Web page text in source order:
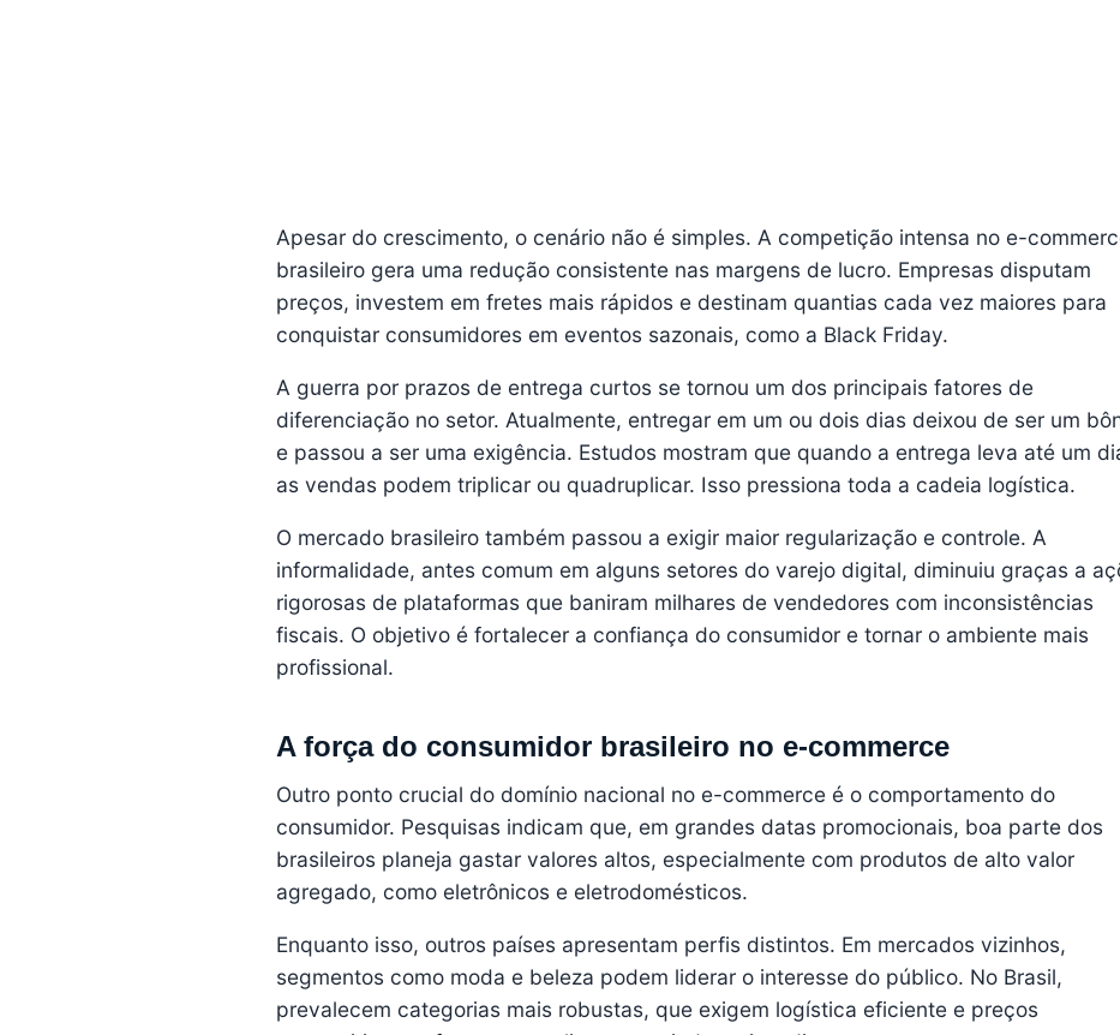
Apesar do crescimento, o cenário não é simples. A competição intensa no e-
brasileiro gera uma redução consistente nas margens de lucro. Empresas disputam
preços, investem em fretes mais rápidos e destinam quantias cada vez maiores para
conquistar consumidores em eventos sazonais, como a Black Friday.
A guerra por prazos de entrega curtos se tornou um dos principais fatores de
diferenciação no setor. Atualmente, entregar em um ou dois dias deixou de ser um
e passou a ser uma exigência. Estudos mostram que quando a entrega leva até um
as vendas podem triplicar ou quadruplicar. Isso pressiona toda a cadeia logística.
O mercado brasileiro também passou a exigir maior regularização e controle. A
informalidade, antes comum em alguns setores do varejo digital, diminuiu graças a
rigorosas de plataformas que baniram milhares de vendedores com inconsistências
fiscais. O objetivo é fortalecer a confiança do consumidor e tornar o ambiente mais
profissional.
A força do consumidor brasileiro no e-commerce
Outro ponto crucial do domínio nacional no e-commerce é o comportamento do
consumidor. Pesquisas indicam que, em grandes datas promocionais, boa parte dos
brasileiros planeja gastar valores altos, especialmente com produtos de alto valor
agregado, como eletrônicos e eletrodomésticos.
Enquanto isso, outros países apresentam perfis distintos. Em mercados vizinhos,
segmentos como moda e beleza podem liderar o interesse do público. No Brasil,
prevalecem categorias mais robustas, que exigem logística eficiente e preços